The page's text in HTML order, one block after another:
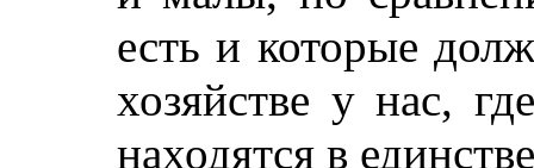
есть и которые
хозяйстве у нас,
находятся в